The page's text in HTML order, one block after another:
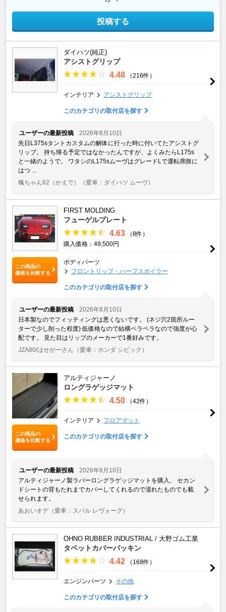
投稿する
ダイハツ(純正)
アシストグリップ
4.48 （216件）
インテリア アシストグリップ
このカテゴリの取付店を探す
ユーザーの最新投稿
2026年8月10日
先日L375sタントカスタムの解体に行った時に付いてたアシストグ
リップ。 持ち帰る予定ではなかったんですが、よくみたらL175s
と一緒のようで。 ワタシのL175sムーヴはグレードLで運転席側に
はつ ...
楓ちゃん62（かえで）
（愛車：ダイハツ ムーヴ）
この商品の
価格を比較する
FIRST MOLDING
フューゲルプレート
4.63
（8件）
購入価格：49,500円
ボディパーツ
フロントリップ・ハーフスポイラー
このカテゴリの取付店を探す
ユーザーの最新投稿
2026年8月10日
日本製なのでフィッティングは悪くないです。 (ネジ穴2箇所ルー
ターで少し削った程度) 低価格なので結構ペラペラなので強度が心
配です。 見た目はリップのメーカーで1番好みです。
JZA80/はせがーさん （愛車：ホンダ シビック）
この商品の
価格を比較する
アルティジャーノ
ロングラゲッジマット
4.50 （42件）
インテリア フロアマット
このカテゴリの取付店を探す
ユーザーの最新投稿
2026年8月10日
アルティジャーノ製ラバーロングラゲッジマットを購入。 セカン
ドシートの背もたれまでカバーしてくれるので濡れたものでも載
せられます。
あおいオデ（愛車：スバル レヴォーグ）
OHNO RUBBER INDUSTRIAL / 大野ゴム工業
タペットカバーパッキン
4.42 （168件）
エンジンパーツ その他
このカテゴリの取付店を探す